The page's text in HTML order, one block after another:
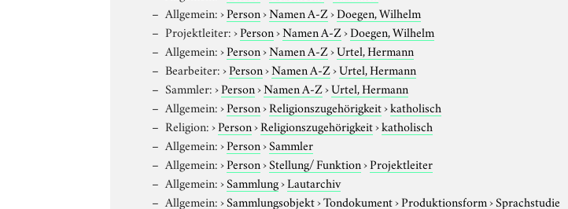
Allgemein:›Person›Namen A-Z›Doegen, Wilhelm
Projektleiter:›Person›Namen A-Z›Doegen, Wilhelm
Allgemein:›Person›Namen A-Z›Urtel, Hermann
Bearbeiter:›Person›Namen A-Z›Urtel, Hermann
Sammler:›Person›Namen A-Z›Urtel, Hermann
Allgemein:›Person›Religionszugehörigkeit›katholisch
Religion:›Person›Religionszugehörigkeit›katholisch
Allgemein:›Person›Sammler
Allgemein:›Person›Stellung/ Funktion›Projektleiter
Allgemein:›Sammlung›Lautarchiv
Allgemein:›Sammlungsobjekt›Tondokument›Produktionsform›Sprachstudie